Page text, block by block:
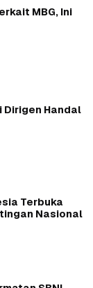
MBG, Ini
Dirigen Handal
Terbuka
Nasional